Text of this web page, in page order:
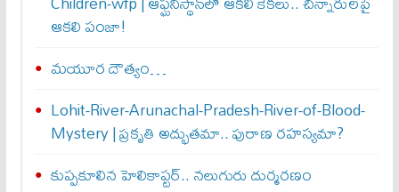
ఆకలి పంజా!
మయూర దౌత్యం…
Lohit-River-Arunachal-Pradesh-River-of-Blood-
Mystery | ప్రకృతి అద్భుతమా.. పురాణ రహస్యమా?
కుప్పకూలిన హెలికాప్టర్‌.. నలుగురు దుర్మరణం